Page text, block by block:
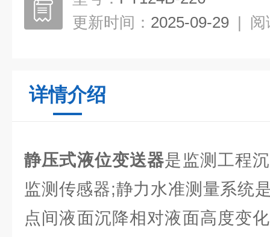
更新时间： 2025-09-29 | 阅
详情介绍
静压式液位变送器是监测工程
监测传感器;静力水准测量系统
点间液面沉降相对液面高度变